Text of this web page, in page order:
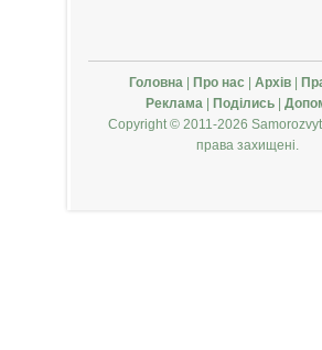
Головна | Про нас | Архів |
Реклама | Поділись |
Copyright © 2011-2026
права захищені.